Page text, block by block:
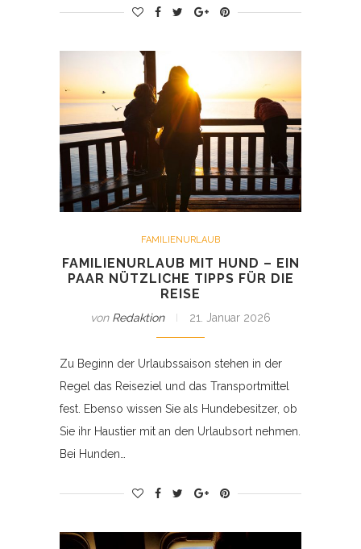
FAMILIENURLAUB
FAMILIENURLAUB MIT HUND – EIN
PAAR NÜTZLICHE TIPPS FÜR DIE
REISE
von Redaktion 21. Januar 2026
Zu Beginn der Urlaubssaison stehen in der
Regel das Reiseziel und das Transportmittel
fest. Ebenso wissen Sie als Hundebesitzer, ob
Sie ihr Haustier mit an den Urlaubsort nehmen.
Bei Hunden…